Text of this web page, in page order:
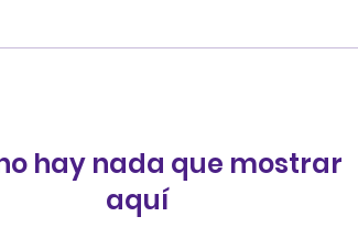
hay nada que mostrar
aquí